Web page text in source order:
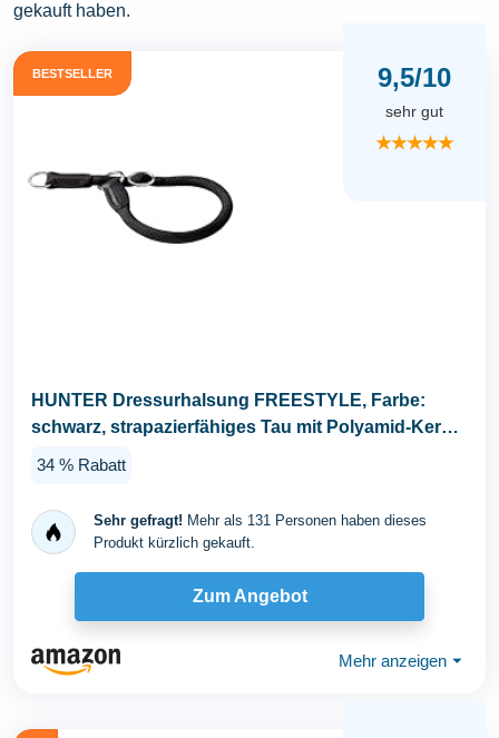
gekauft haben.
BESTSELLER 9,5/10
sehr gut
★★★★★
HUNTER Dressurhalsung FREESTYLE, Farbe:
schwarz, strapazierfähiges Tau mit Polyamid-Kern,
34 % Rabatt
Sehr gefragt! Mehr als 131 Personen haben dieses
Produkt kürzlich gekauft.
Zum Angebot
Mehr anzeigen ⏷